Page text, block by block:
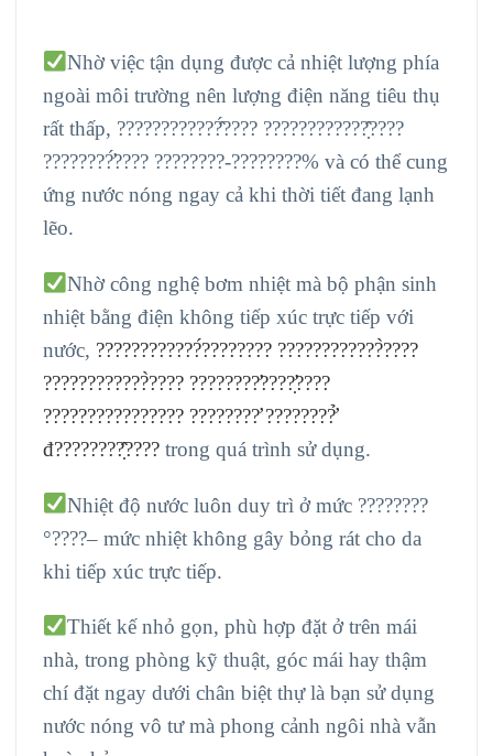
Nhờ việc tận dụng được cả nhiệt lượng phía
ngoài môi trường nên lượng điện năng tiêu thụ
rất thấp, ????????????̂́???? ????????????̣̂????
????????̛́???? ????????-????????% và có thể cung
ứng nước nóng ngay cả khi thời tiết đang lạnh
lẽo.
Nhờ công nghệ bơm nhiệt mà bộ phận sinh
nhiệt bằng điện không tiếp xúc trực tiếp với
nước, ????????????́???????? ????????????̀????
????????????̀???? ????????̛????̛̣????
???????????????? ????????̛ ????????̛̉
đ????????̣̂???? trong quá trình sử dụng.
Nhiệt độ nước luôn duy trì ở mức ????????
°????– mức nhiệt không gây bỏng rát cho da
khi tiếp xúc trực tiếp.
Thiết kế nhỏ gọn, phù hợp đặt ở trên mái
nhà, trong phòng kỹ thuật, góc mái hay thậm
chí đặt ngay dưới chân biệt thự là bạn sử dụng
nước nóng vô tư mà phong cảnh ngôi nhà vẫn